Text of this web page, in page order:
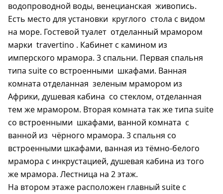
водопроводной воды, венецианская живопись.
Есть место для установки круглого стола с видом
на море. Гостевой туалет отделанный мрамором
марки travertino . Кабинет с камином из
имперского мрамора. 3 спальни. Первая спальня
типа suite со встроенными шкафами. Ванная
комната отделанная зеленым мрамором из
Африки, душевая кабина со стеклом, отделанная
тем же мрамором. Вторая комната так же типа suite
со встроенными шкафами, ванной комната с
ванной из чёрного мрамора. 3 спальня со
встроенными шкафами, ванная из тёмно-белого
мрамора с инкрустацией, душевая кабина из того
же мрамора. Лестница на 2 этаж.
На втором этаже расположен главный suite с